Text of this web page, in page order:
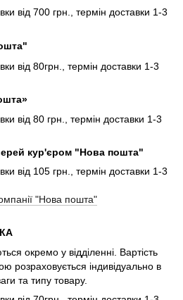
від 700 грн., термін доставки 1-3
від 80грн., термін доставки 1-3
від 80 грн., термін доставки 1-3
кур'єром "Нова пошта"
від 105 грн., термін доставки 1-3
"Нова пошта"
окремо у відділенні. Вартість
розраховується індивідуально в
та типу товару.